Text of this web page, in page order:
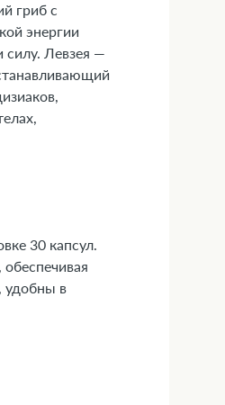
гриб с
энергии
силу. Левзея —
30 капсул.
удобны в